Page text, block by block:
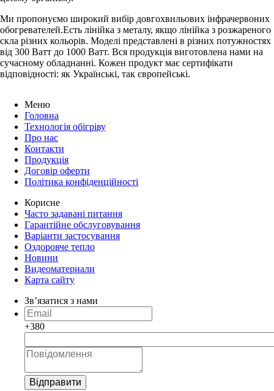
Ми пропонуємо широкий вибір довгохвильових інфрачервоних
обогревателей.Есть лінійка з металу, якщо лінійка з розжареного
скла різних кольорів. Моделі представлені в різних потужностях
від 300 Ватт до 1000 Ватт. Вся продукція виготовлена ​​нами на
сучасному обладнанні. Кожен продукт має сертифікати
відповідності: як Українські, так європейські.
Меню
Головна
Технологія обігріву
Про нас
Контакти
Продукція
Договір оферти
Політика конфіденційності
Корисне
Часто задавані питання
Гарантійне обслуговування
Варіанти застосування
Оздоровче тепло
Новини
Видеоматериали
Карта сайту
Зв’язатися з нами
+380
Відправити